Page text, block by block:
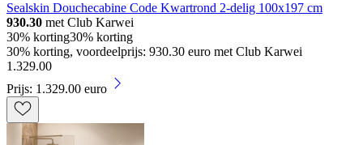
Sealskin Douchecabine Code Kwartrond 2-delig 100x197 cm
930.30 met Club Karwei
30% korting30% korting
30% korting, voordeelprijs: 930.30 euro met Club Karwei
1 .329.00
Prijs: 1.329.00 euro